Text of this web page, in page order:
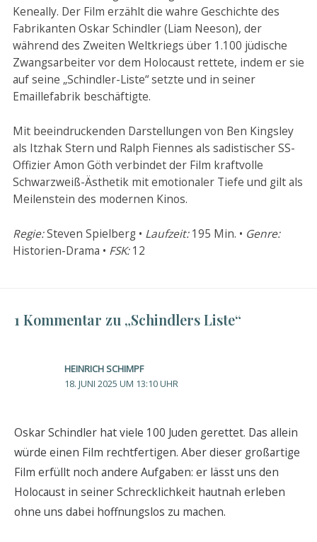
Keneally. Der Film erzählt die wahre Geschichte des
Fabrikanten Oskar Schindler (Liam Neeson), der
während des Zweiten Weltkriegs über 1.100 jüdische
Zwangsarbeiter vor dem Holocaust rettete, indem er sie
auf seine „Schindler-Liste“ setzte und in seiner
Emaillefabrik beschäftigte.
Mit beeindruckenden Darstellungen von Ben Kingsley
als Itzhak Stern und Ralph Fiennes als sadistischer SS-
Offizier Amon Göth verbindet der Film kraftvolle
Schwarzweiß-Ästhetik mit emotionaler Tiefe und gilt als
Meilenstein des modernen Kinos.
Regie:Steven Spielberg • Laufzeit:195 Min. • Genre:
Historien-Drama • FSK:12
1 Kommentar zu „Schindlers Liste“
HEINRICH SCHIMPF
18. JUNI 2025 UM 13:10 UHR
Oskar Schindler hat viele 100 Juden gerettet. Das allein
würde einen Film rechtfertigen. Aber dieser großartige
Film erfüllt noch andere Aufgaben: er lässt uns den
Holocaust in seiner Schrecklichkeit hautnah erleben
ohne uns dabei hoffnungslos zu machen.